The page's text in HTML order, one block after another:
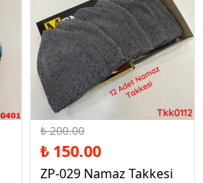
%25 İndirim
₺ 200.00
₺ 150.00
ZP-029 Namaz Takkesi